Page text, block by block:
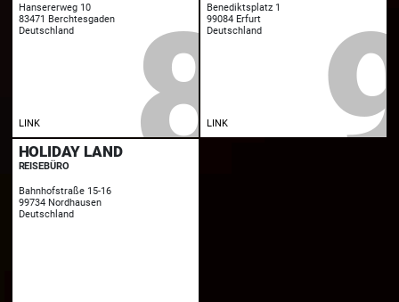
Hansererweg 10
83471 Berchtesgaden
Deutschland
LINK
Benediktsplatz 1
99084 Erfurt
Deutschland
LINK
HOLIDAY LAND
REISEBÜRO
Bahnhofstraße 15-16
99734 Nordhausen
Deutschland